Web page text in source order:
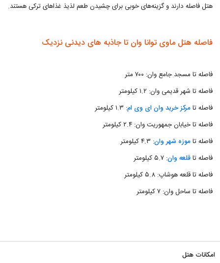
هتل فاصله دارند و گزینه‌های خوبی برای چشیدن طعم لذیذ غذاهای ترکی هستند.
فاصله هتل ماوی توانا وان تا جاذبه های دیدنی نزدیک
فاصله تا مسجد جامع وان: ۷۰۰ متر
فاصله تا شهر قدیمی وان: ۱.۲ کیلومتر
فاصله تامرکز خرید وان ای وی ام: ۱.۳ کیلومتر
فاصله تا خیابان جمهوریت وان: ۲.۴ کیلومتر
فاصله تاموزه شهر وان: ۴.۳ کیلومتر
فاصله تاقلعه وان: ۵.۷ کیلومتر
فاصله تا قلعه هوشاپ: ۵.۸ کیلومتر
فاصله تا ساحل وان: ۷ کیلومتر
امکانات هتل